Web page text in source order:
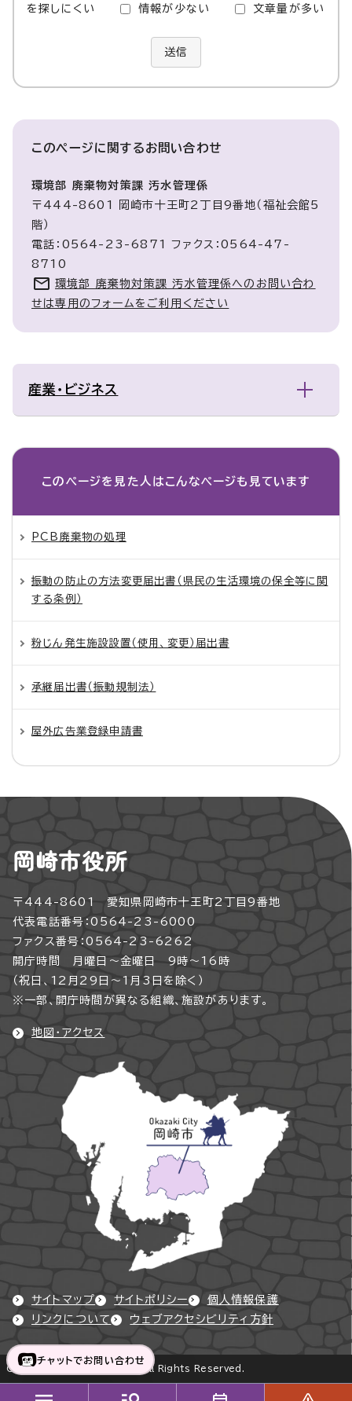
を探しにくい
情報が少ない 文章量が多い
送信
このページに関するお問い合わせ
環境部 廃棄物対策課 汚水管理係
〒444-8601 岡崎市十王町2丁目9番地（福祉会館5
階）
電話：0564-23-6871 ファクス：0564-47-
8710
環境部 廃棄物対策課 汚水管理係へのお問い合わ
せは専用のフォームをご利用ください
産業・ビジネス
このページを見た人は こんなページも見ています
PCB廃棄物の処理
振動の防止の方法変更届出書（県民の生活環境の保全等に関
する条例）
粉じん発生施設設置（使用、変更）届出書
承継届出書（振動規制法）
屋外広告業登録申請書
岡崎市役所
〒444-8601 愛知県岡崎市十王町2丁目9番地
代表電話番号：0564-23-6000
ファクス番号：0564-23-6262
開庁時間 月曜日～金曜日 9時～16時
（祝日、12月29日～1月3日を除く）
※一部、開庁時間が異なる組織、施設があります。
地図・アクセス
サイトマップ サイトポリシー
個人情報保護
リンクについて
ウェブアクセシビリティ方針
Copyright © Okazaki City All Rights Reserved.
チャットでお問い合わせ